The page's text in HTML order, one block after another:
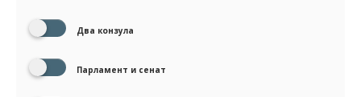
Два конзула
Парламент и сенат